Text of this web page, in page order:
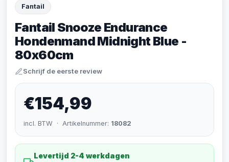
Fantail
Fantail Snooze Endurance
Hondenmand Midnight Blue -
80x60cm
Schrijf de eerste review
€154,99
incl. BTW · Artikelnummer: 18082
Levertijd 2-4 werkdagen